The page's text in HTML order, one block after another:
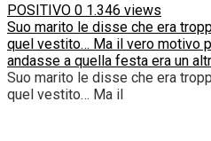
POSITIVO 0 1.346 views
Suo marito le disse che era
quel vestito… Ma il vero motivo
andasse a quella festa era un
Suo marito le disse che era
quel vestito… Ma il